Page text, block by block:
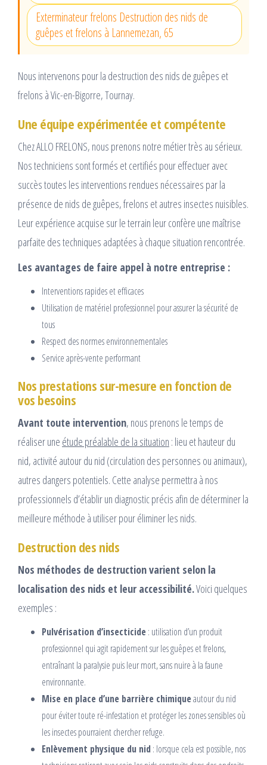
Exterminateur frelons Destruction des nids de
guêpes et frelons à Lannemezan, 65
Nous intervenons pour la destruction des nids de guêpes et
frelons à Vic-en-Bigorre, Tournay.
Une équipe expérimentée et compétente
Chez ALLO FRELONS, nous prenons notre métier très au sérieux.
Nos techniciens sont formés et certifiés pour effectuer avec
succès toutes les interventions rendues nécessaires par la
présence de nids de guêpes, frelons et autres insectes nuisibles.
Leur expérience acquise sur le terrain leur confère une maîtrise
parfaite des techniques adaptées à chaque situation rencontrée.
Les avantages de faire appel à notre entreprise :
Interventions rapides et efficaces
Utilisation de matériel professionnel pour assurer la sécurité de
tous
Respect des normes environnementales
Service après-vente performant
Nos prestations sur-mesure en fonction de
vos besoins
Avant toute intervention, nous prenons le temps de
réaliser une étude préalable de la situation : lieu et hauteur du
nid, activité autour du nid (circulation des personnes ou animaux),
autres dangers potentiels. Cette analyse permettra à nos
professionnels d’établir un diagnostic précis afin de déterminer la
meilleure méthode à utiliser pour éliminer les nids.
Destruction des nids
Nos méthodes de destruction varient selon la
localisation des nids et leur accessibilité.Voici quelques
exemples :
Pulvérisation d’insecticide : utilisation d’un produit
professionnel qui agit rapidement sur les guêpes et frelons,
entraînant la paralysie puis leur mort, sans nuire à la faune
environnante.
Mise en place d’une barrière chimiqueautour du nid
pour éviter toute ré-infestation et protéger les zones sensibles où
les insectes pourraient chercher refuge.
Enlèvement physique du nid : lorsque cela est possible, nos